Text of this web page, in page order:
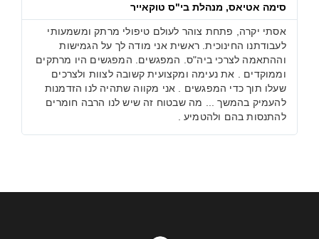
סימה אטיאס, מנהלת בי"ס טוקאייר
אסתי יקרה, פתחת צוהר לעולם טיפולי מרתק ומשמעותי
לעבודתנו החינוכית. ראשית אני מודה לך על הגמישות
וההתאמה לצרכי ביה"ס. המפגשים. המפגשים היו מרתקים
וממוקדים . את נעימה ומקצועית קשובה לצוות ולצרכים
שעלו תוך כדי המפגשים . אני מקווה שתהיה לנו הזדמנות
להעמיק בהמשך ... מה שבטוח זה שיש לנו הרבה חומרים
להתנסות בהם ולהטמיע .